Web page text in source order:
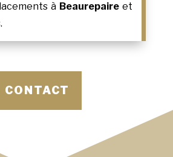
à Beaurepaire et
CONTACT